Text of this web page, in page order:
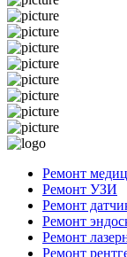
Ремонт
Ремонт УЗИ
Ремонт
Ремонт
Ремонт
Ремонт